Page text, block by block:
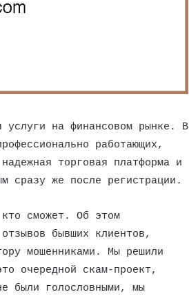
услуги на финансовом рынке. В
работающих,
торговая платформа и
сразу же после регистрации.
кто сможет. Об этом
бывших клиентов,
мошенниками. Мы решили
очередной скам-проект,
были голословными, мы